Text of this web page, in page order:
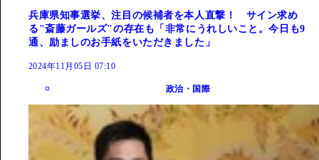
兵庫県知事選挙、注目の候補者を本人直撃！ サイン求め
る"斎藤ガールズ"の存在も「非常にうれしいこと。今日も9
通、励ましのお手紙をいただきました」
2024年11月05日 07:10
政治・国際